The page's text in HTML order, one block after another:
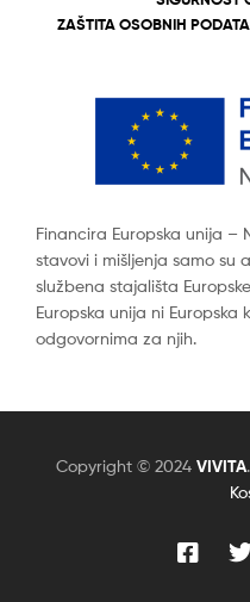
ZAŠTITA OSOBNIH
Financira Europska unija –
stavovi i mišljenja samo su
službena stajališta
Europska unija ni
odgovornima za njih.
Copyright © 2024 VIVITA